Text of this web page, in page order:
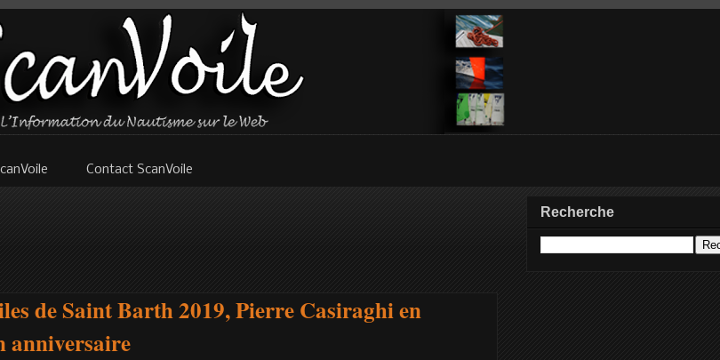
Contact ScanVoile
de Saint Barth 2019, Pierre Casiraghi en
anniversaire
Recherche